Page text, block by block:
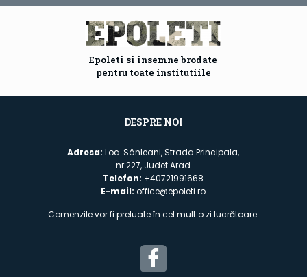
Epoleti si insemne brodate
pentru toate institutiile
DESPRE NOI
Adresa:Loc. Sânleani, Strada Principala,
nr.227, Judet Arad
Telefon: +40721991668
E-mail: office@epoleti.ro
Comenzile vor fi preluate în cel mult o zi lucrătoare.